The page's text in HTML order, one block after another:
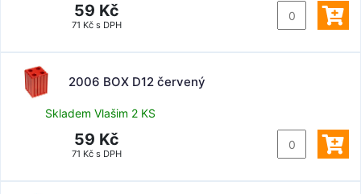
59 Kč
71 Kč s DPH
2006 BOX D12 červený
Skladem Vlašim 2 KS
59 Kč
71 Kč s DPH